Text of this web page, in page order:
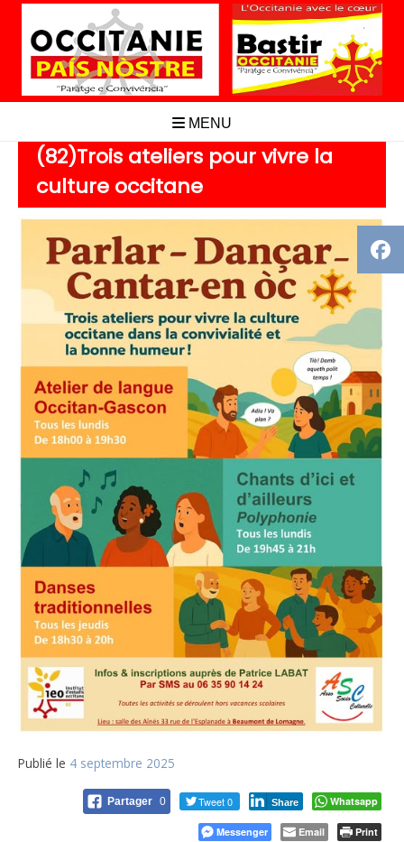
Aller
contenu
MENU
(82)Trois ateliers pour vivre la
culture occitane
Publié le 4 septembre 2025
Partager 0 Tweet 0 Share Whatsapp
Messenger Email Print